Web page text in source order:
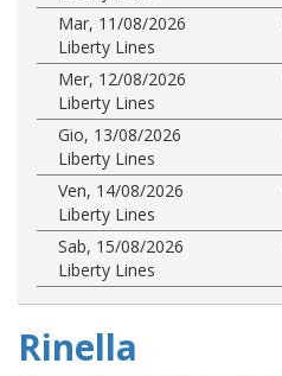
Mar, 11/08/2026
Liberty Lines
Mer, 12/08/2026
Liberty Lines
Gio, 13/08/2026
Liberty Lines
Ven, 14/08/2026
Liberty Lines
Sab, 15/08/2026
Liberty Lines
Rinella